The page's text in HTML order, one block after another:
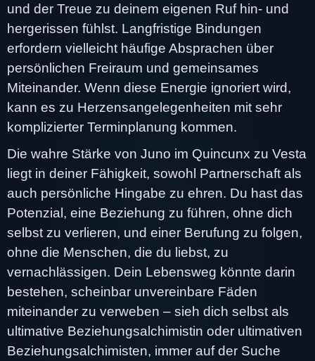
und der Treue zu deinem eigenen Ruf hin- und
hergerissen fühlst. Langfristige Bindungen
erfordern vielleicht häufige Absprachen über
persönlichen Freiraum und gemeinsames
Miteinander. Wenn diese Energie ignoriert wird,
kann es zu Herzensangelegenheiten mit sehr
komplizierter Terminplanung kommen.
Die wahre Stärke von Juno im Quincunx zu Vesta
liegt in deiner Fähigkeit, sowohl Partnerschaft als
auch persönliche Hingabe zu ehren. Du hast das
Potenzial, eine Beziehung zu führen, ohne dich
selbst zu verlieren, und einer Berufung zu folgen,
ohne die Menschen, die du liebst, zu
vernachlässigen. Dein Lebensweg könnte darin
bestehen, scheinbar unvereinbare Fäden
miteinander zu verweben – sieh dich selbst als
ultimative Beziehungsalchimistin oder ultimativen
Beziehungsalchimisten, immer auf der Suche